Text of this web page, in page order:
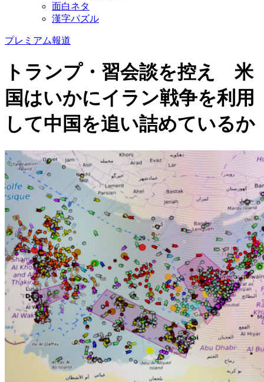
面白ネタ
漢字パズル
プレミアム報道
トランプ・習会談を控え 米
国はいかにイラン戦争を利用
して中国を追い詰めているか